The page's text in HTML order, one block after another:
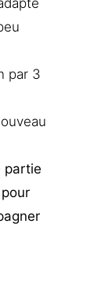
par 3
partie